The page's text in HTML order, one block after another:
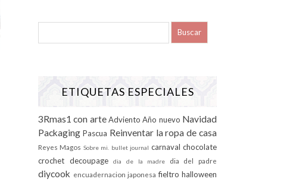
ETIQUETAS ESPECIALES
3Rmas1 con arte Adviento Año nuevo Navidad
Packaging Pascua Reinventar la ropa de casa
Reyes Magos Sobre mi. bullet journal carnaval chocolate
crochet decoupage dia de la madre dia del padre
diycook encuadernacion japonesa fieltro halloween